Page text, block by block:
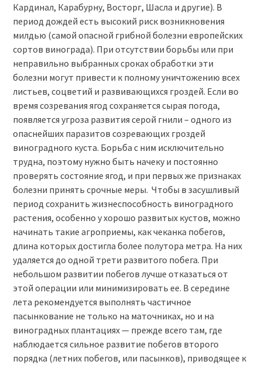
Кардинал, Карабурну, Восторг, Шасла и другие). В
период дождей есть высокий риск возникновения
милдью (самой опасной грибной болезни европейских
сортов винограда). При отсутствии борьбы или при
неправильно выбранных сроках обработки эти
болезни могут привести к полному уничтожению всех
листьев, соцветий и развивающихся гроздей. Если во
время созревания ягод сохраняется сырая погода,
появляется угроза развития серой гнили – одного из
опаснейших паразитов созревающих гроздей
виноградного куста. Борьба с ним исключительно
трудна, поэтому нужно быть начеку и постоянно
проверять состояние ягод, и при первых же признаках
болезни принять срочные меры. Чтобы в засушливый
период сохранить жизнеспособность виноградного
растения, особенно у хорошо развитых кустов, можно
начинать такие агроприемы, как чеканка побегов,
длина которых достигла более полутора метра. На них
удаляется до одной трети развитого побега. При
небольшом развитии побегов лучше отказаться от
этой операции или минимизировать ее. В середине
лета рекомендуется выполнять частичное
пасынкование не только на маточниках, но и на
виноградных плантациях — прежде всего там, где
наблюдается сильное развитие побегов второго
порядка (летних побегов, или пасынков), приводящее к